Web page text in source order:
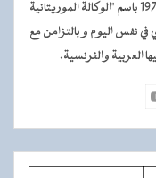
أنشئت الوكالة الموريتانية للأنباء في فاتح يوليو 1975 باسم "الوكالة الموريتانية
نفس اليوم و بالتزامن مع
والفرنسية.